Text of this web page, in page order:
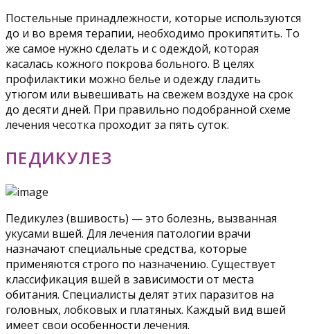
Постельные принадлежности, которые используются
до и во время терапии, необходимо прокипятить. То
же самое нужно сделать и с одеждой, которая
касалась кожного покрова больного. В целях
профилактики можно белье и одежду гладить
утюгом или вывешивать на свежем воздухе на срок
до десяти дней. При правильно подобранной схеме
лечения чесотка проходит за пять суток.
ПЕДИКУЛЕЗ
Педикулез (вшивость) — это болезнь, вызванная
укусами вшей. Для лечения патологии врачи
назначают специальные средства, которые
применяются строго по назначению. Существует
классификация вшей в зависимости от места
обитания. Специалисты делят этих паразитов на
головных, лобковых и платяных. Каждый вид вшей
имеет свои особенности лечения.